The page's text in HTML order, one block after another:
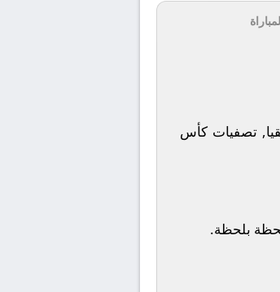
أفريقيا, تصفيات كأس
بلحظة.